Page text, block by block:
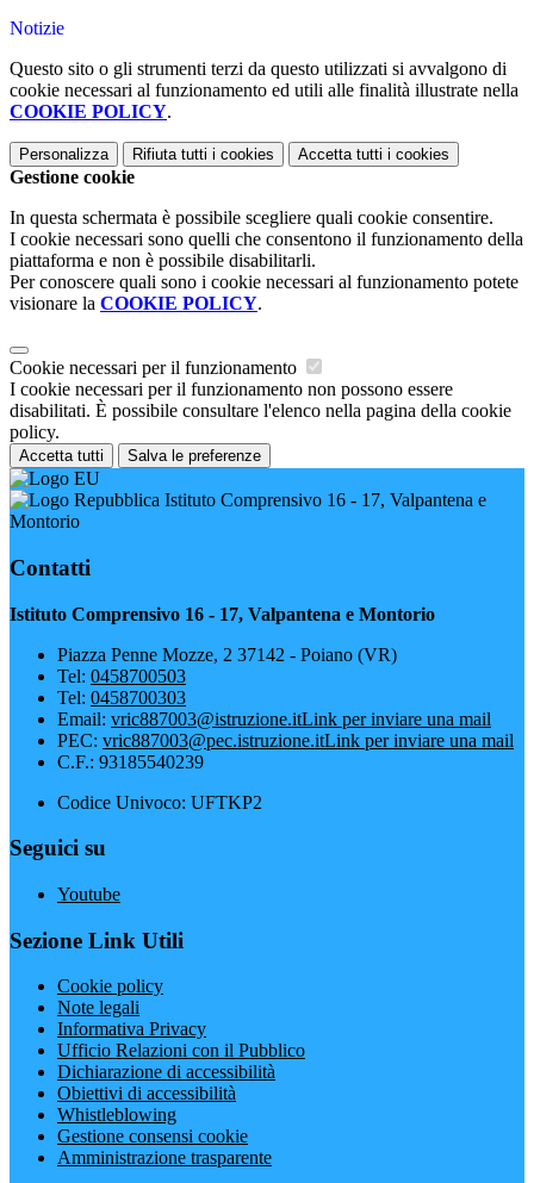
Notizie
Questo sito o gli strumenti terzi da questo utilizzati si avvalgono di
cookie necessari al funzionamento ed utili alle finalità illustrate nella
COOKIE POLICY.
Personalizza Rifiuta tutti i cookies Accetta tutti i cookies
Gestione cookie
In questa schermata è possibile scegliere quali cookie consentire.
I cookie necessari sono quelli che consentono il funzionamento della
piattaforma e non è possibile disabilitarli.
Per conoscere quali sono i cookie necessari al funzionamento potete
visionare la COOKIE POLICY.
Cookie necessari per il funzionamento
I cookie necessari per il funzionamento non possono essere
disabilitati. È possibile consultare l'elenco nella pagina della cookie
policy.
Accetta tutti Salva le preferenze
Istituto Comprensivo 16 - 17, Valpantena e
Montorio
Contatti
Istituto Comprensivo 16 - 17, Valpantena e Montorio
Piazza Penne Mozze, 2 37142 - Poiano (VR)
Tel: 0458700503
Tel: 0458700303
Email: vric887003@istruzione.itLink per inviare una mail
PEC: vric887003@pec.istruzione.itLink per inviare una mail
C.F.: 93185540239
Codice Univoco: UFTKP2
Seguici su
Youtube
Sezione Link Utili
Cookie policy
Note legali
Informativa Privacy
Ufficio Relazioni con il Pubblico
Dichiarazione di accessibilità
Obiettivi di accessibilità
Whistleblowing
Gestione consensi cookie
Amministrazione trasparente